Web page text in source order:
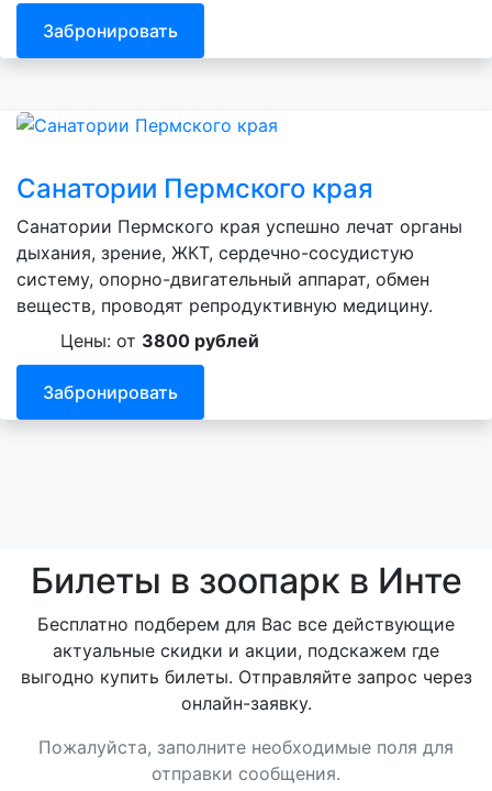
Забронировать
Санатории Пермского края
Санатории Пермского края успешно лечат органы
дыхания, зрение, ЖКТ, сердечно-сосудистую
систему, опорно-двигательный аппарат, обмен
веществ, проводят репродуктивную медицину.
Цены: от 3800 рублей
Забронировать
Билеты в зоопарк в Инте
Бесплатно подберем для Вас все действующие
актуальные скидки и акции, подскажем где
выгодно купить билеты. Отправляйте запрос через
онлайн-заявку.
Пожалуйста, заполните необходимые поля для
отправки сообщения.